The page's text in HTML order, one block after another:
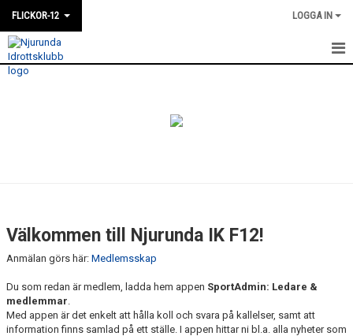
FLICKOR-12 LOGGA IN
HEM
KONTAKT
DOKUMENT
Välkommen till Njurunda IK F12!
Anmälan görs här: Medlemsskap
Du som redan är medlem, ladda hem appen SportAdmin: Ledare &
medlemmar.
Med appen är det enkelt att hålla koll och svara på kallelser, samt att
information finns samlad på ett ställe. I appen hittar ni bl.a. alla nyheter som